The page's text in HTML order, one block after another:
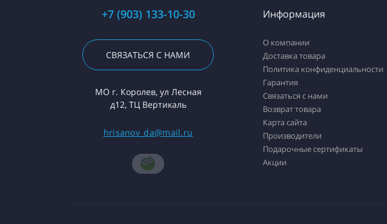
+7 (903) 133-10-30
СВЯЗАТЬСЯ С НАМИ
МО г. Королев, ул Лесная
д12, ТЦ Вертикаль
hrisanov_da@mail.ru
Информация
О компании
Доставка товара
Политика конфиденциальности
Гарантия
Связаться с нами
Возврат товара
Карта сайта
Производители
Подарочные сертификаты
Акции